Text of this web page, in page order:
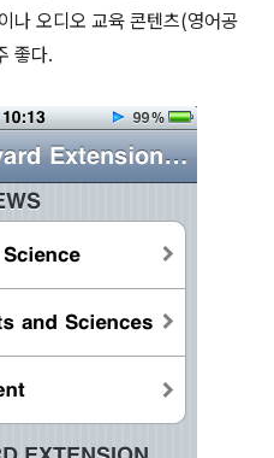
나 오디오 교육 콘텐츠(영어공
좋다.